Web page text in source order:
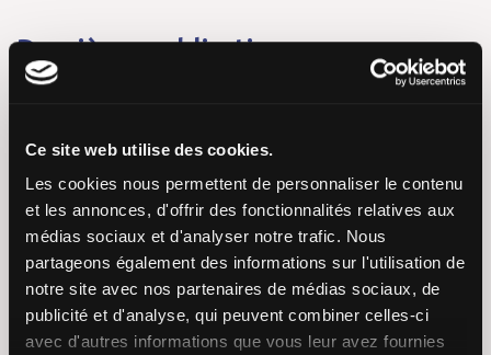
Ce site web utilise des cookies.
Les cookies nous permettent de personnaliser le contenu
et les annonces, d'offrir des fonctionnalités relatives aux
médias sociaux et d'analyser notre trafic. Nous
partageons également des informations sur l'utilisation de
notre site avec nos partenaires de médias sociaux, de
publicité et d'analyse, qui peuvent combiner celles-ci
avec d'autres informations que vous leur avez fournies
Dernières publications
12 mars 2026
Congrès Hopipharm 2024
2 mai 2024
SantExpo 2024